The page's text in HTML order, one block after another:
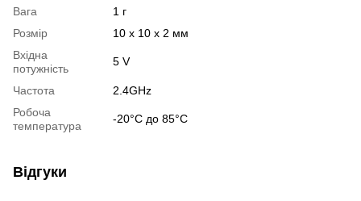
Вага
1 г
Розмір
10 х 10 х 2 мм
Вхідна
потужність
5 V
Частота
2.4GHz
Робоча
температура
-20°C до 85°C
Відгуки